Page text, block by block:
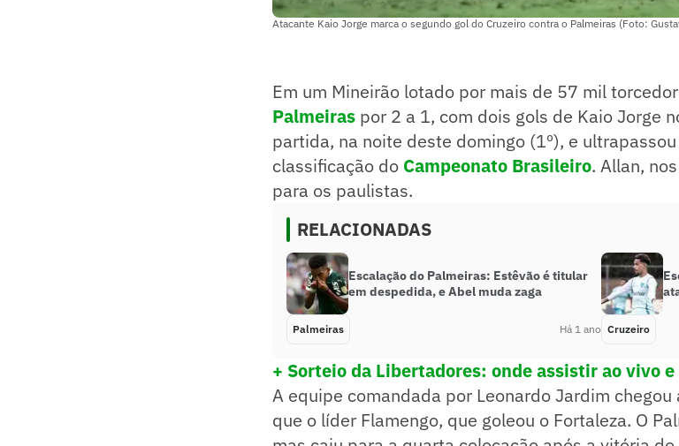
Atacante Kaio Jorge marca o segundo gol do Cruzeiro contra o Palmeiras (Foto:
Em um Mineirão lotado por mais de 57 mil
Palmeiras por 2 a 1, com dois gols de Kaio Jorge
partida, na noite deste domingo (1º), e
classificação do Campeonato Brasileiro. Allan,
para os paulistas.
RELACIONADAS
Escalação do Palmeiras: Estêvão é titular
em despedida, e Abel muda zaga
Palmeiras Há 1 ano Cruzeiro
+ Sorteio da Libertadores: onde assistir ao vivo
A equipe comandada por Leonardo Jardim
que o líder Flamengo, que goleou o Fortaleza. O